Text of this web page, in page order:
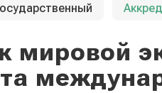
мировой